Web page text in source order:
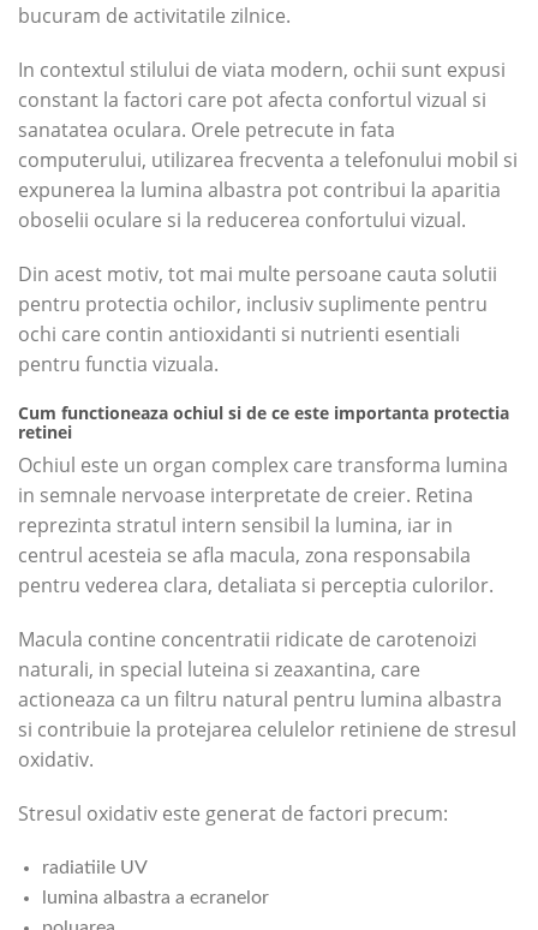
bucuram de activitatile zilnice.
In contextul stilului de viata modern, ochii sunt expusi
constant la factori care pot afecta confortul vizual si
sanatatea oculara. Orele petrecute in fata
computerului, utilizarea frecventa a telefonului mobil si
expunerea la lumina albastra pot contribui la aparitia
oboselii oculare si la reducerea confortului vizual.
Din acest motiv, tot mai multe persoane cauta solutii
pentru protectia ochilor, inclusiv suplimente pentru
ochi care contin antioxidanti si nutrienti esentiali
pentru functia vizuala.
Cum functioneaza ochiul si de ce este importanta protectia
retinei
Ochiul este un organ complex care transforma lumina
in semnale nervoase interpretate de creier. Retina
reprezinta stratul intern sensibil la lumina, iar in
centrul acesteia se afla macula, zona responsabila
pentru vederea clara, detaliata si perceptia culorilor.
Macula contine concentratii ridicate de carotenoizi
naturali, in special luteina si zeaxantina, care
actioneaza ca un filtru natural pentru lumina albastra
si contribuie la protejarea celulelor retiniene de stresul
oxidativ.
Stresul oxidativ este generat de factori precum:
radiatiile UV
lumina albastra a ecranelor